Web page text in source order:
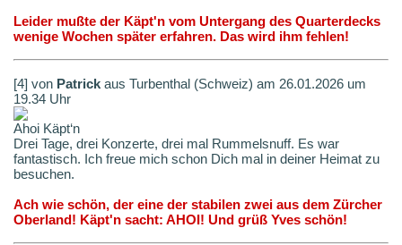
Leider mußte der Käpt'n vom Untergang des Quarterdecks
wenige Wochen später erfahren. Das wird ihm fehlen!
[4] von Patrick aus Turbenthal (Schweiz) am 26.01.2026 um
19.34 Uhr
Ahoi Käpt‘n
Drei Tage, drei Konzerte, drei mal Rummelsnuff. Es war
fantastisch. Ich freue mich schon Dich mal in deiner Heimat zu
besuchen.
Ach wie schön, der eine der stabilen zwei aus dem Zürcher
Oberland! Käpt'n sacht: AHOI! Und grüß Yves schön!